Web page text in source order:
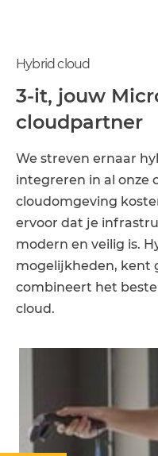
Hybrid cloud
3-it, jouw
cloudpartner
We streven ernaar
integreren in al onze
cloudomgeving
ervoor dat je
modern en veilig is.
mogelijkheden, kent
combineert het
cloud.